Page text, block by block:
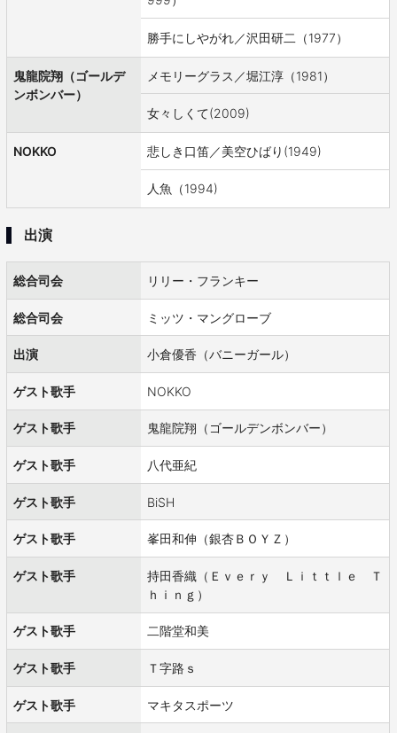
勝手にしやがれ／沢田研二（1977）
鬼龍院翔（ゴールデ
ンボンバー）
メモリーグラス／堀江淳（1981）
女々しくて(2009)
NOKKO 悲しき口笛／美空ひばり(1949)
人魚（1994)
出演
総合司会 リリー・フランキー
総合司会 ミッツ・マングローブ
出演 小倉優香（バニーガール）
ゲスト歌手 NOKKO
ゲスト歌手 鬼龍院翔（ゴールデンボンバー）
ゲスト歌手 八代亜紀
ゲスト歌手 BiSH
ゲスト歌手 峯田和伸（銀杏ＢＯＹＺ）
ゲスト歌手
持田香織（Ｅｖｅｒｙ Ｌｉｔｔｌｅ Ｔ
ｈｉｎｇ）
ゲスト歌手 二階堂和美
ゲスト歌手 Ｔ字路ｓ
ゲスト歌手 マキタスポーツ